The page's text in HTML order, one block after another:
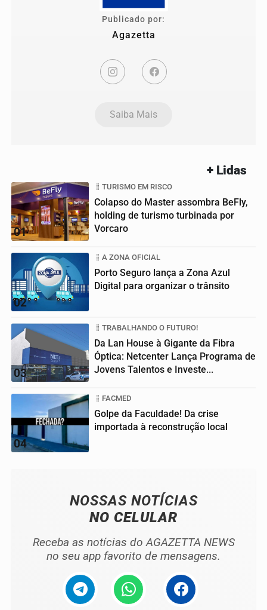
Publicado por:
Agazetta
Saiba Mais
+ Lidas
01
TURISMO EM RISCO
Colapso do Master assombra BeFly,
holding de turismo turbinada por
Vorcaro
02
A ZONA OFICIAL
Porto Seguro lança a Zona Azul
Digital para organizar o trânsito
03
TRABALHANDO O FUTURO!
Da Lan House à Gigante da Fibra
Óptica: Netcenter Lança Programa de
Jovens Talentos e Investe...
04
FACMED
Golpe da Faculdade! Da crise
importada à reconstrução local
NOSSAS NOTÍCIAS
NO CELULAR
Receba as notícias do AGAZETTA NEWS
no seu app favorito de mensagens.